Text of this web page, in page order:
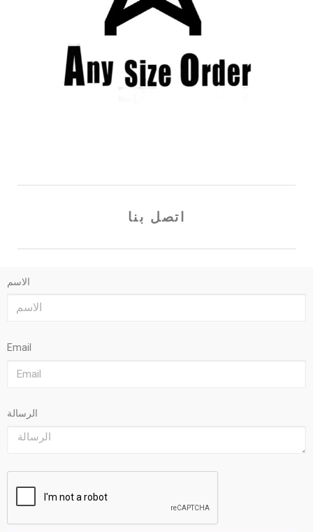
اتصل بنا
الاسم
Email
الرسالة